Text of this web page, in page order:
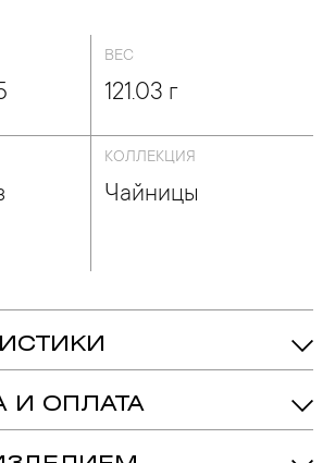
ВЕС
121.03 г
КОЛЛЕКЦИЯ
Чайницы
Серебро Без Золочения
Чайницы
И ОПЛАТА